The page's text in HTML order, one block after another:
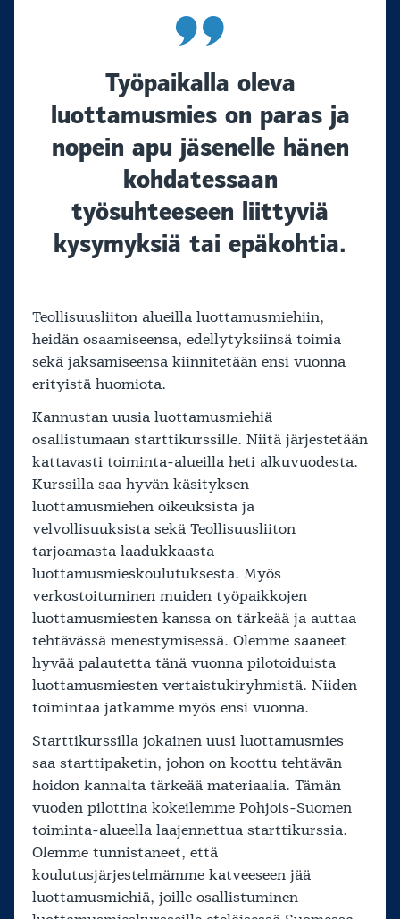
Työpaikalla oleva
luottamusmies on paras ja
nopein apu jäsenelle hänen
kohdatessaan
työsuhteeseen liittyviä
kysymyksiä tai epäkohtia.
Teollisuusliiton alueilla luottamusmiehiin,
heidän osaamiseensa, edellytyksiinsä toimia
sekä jaksamiseensa kiinnitetään ensi vuonna
erityistä huomiota.
Kannustan uusia luottamusmiehiä
osallistumaan starttikurssille. Niitä järjestetään
kattavasti toiminta-alueilla heti alkuvuodesta.
Kurssilla saa hyvän käsityksen
luottamusmiehen oikeuksista ja
velvollisuuksista sekä Teollisuusliiton
tarjoamasta laadukkaasta
luottamusmieskoulutuksesta. Myös
verkostoituminen muiden työpaikkojen
luottamusmiesten kanssa on tärkeää ja auttaa
tehtävässä menestymisessä. Olemme saaneet
hyvää palautetta tänä vuonna pilotoiduista
luottamusmiesten vertaistukiryhmistä. Niiden
toimintaa jatkamme myös ensi vuonna.
Starttikurssilla jokainen uusi luottamusmies
saa starttipaketin, johon on koottu tehtävän
hoidon kannalta tärkeää materiaalia. Tämän
vuoden pilottina kokeilemme Pohjois-Suomen
toiminta-alueella laajennettua starttikurssia.
Olemme tunnistaneet, että
koulutusjärjestelmämme katveeseen jää
luottamusmiehiä, joille osallistuminen